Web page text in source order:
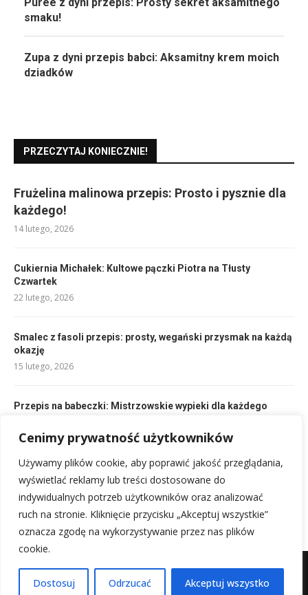
Cenimy prywatność użytkowników
Używamy plików cookie, aby poprawić jakość przeglądania,
wyświetlać reklamy lub treści dostosowane do
indywidualnych potrzeb użytkowników oraz analizować
ruch na stronie. Kliknięcie przycisku „Akceptuj wszystkie”
oznacza zgodę na wykorzystywanie przez nas plików
cookie.
Dostosuj Odrzucać Akceptuj wszystko
smaku!
Zupa z dyni przepis babci: Aksamitny krem moich
dziadków
PRZECZYTAJ KONIECZNIE!
Frużelina malinowa przepis: Prosto i pysznie dla
każdego!
14 lutego, 2026
Cukiernia Michałek: Kultowe pączki Piotra na Tłusty
Czwartek
22 lutego, 2026
Smalec z fasoli przepis: prosty, wegański przysmak na każdą
okazję
15 lutego, 2026
Przepis na babeczki: Mistrzowskie wypieki dla każdego
Bułki do burgerów przepis: Idealne domowe ciasto na
burgery
14 lutego, 2026
Mapa witryny Kontakt z nami